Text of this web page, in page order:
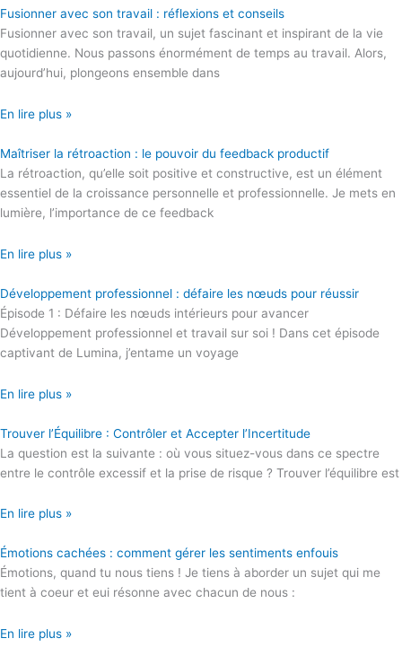
Fusionner avec son travail : réflexions et conseils
Fusionner avec son travail, un sujet fascinant et inspirant de la vie
quotidienne. Nous passons énormément de temps au travail. Alors,
aujourd’hui, plongeons ensemble dans
En lire plus »
Maîtriser la rétroaction : le pouvoir du feedback productif
La rétroaction, qu’elle soit positive et constructive, est un élément
essentiel de la croissance personnelle et professionnelle. Je mets en
lumière, l’importance de ce feedback
En lire plus »
Développement professionnel : défaire les nœuds pour réussir
Épisode 1 : Défaire les nœuds intérieurs pour avancer
Développement professionnel et travail sur soi ! Dans cet épisode
captivant de Lumina, j’entame un voyage
En lire plus »
Trouver l’Équilibre : Contrôler et Accepter l’Incertitude
La question est la suivante : où vous situez-vous dans ce spectre
entre le contrôle excessif et la prise de risque ? Trouver l’équilibre est
En lire plus »
Émotions cachées : comment gérer les sentiments enfouis
Émotions, quand tu nous tiens ! Je tiens à aborder un sujet qui me
tient à coeur et eui résonne avec chacun de nous :
En lire plus »